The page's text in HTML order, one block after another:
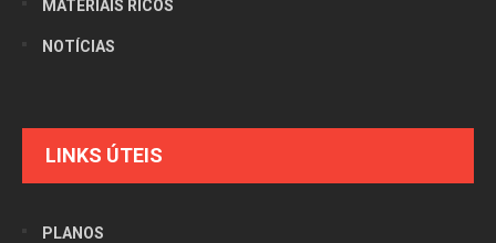
MATERIAIS RICOS
NOTÍCIAS
LINKS ÚTEIS
PLANOS